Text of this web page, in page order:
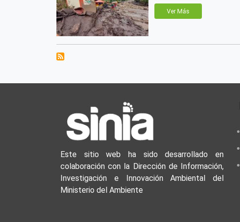
Ver Más
Este sitio web ha sido desarrollado en
colaboración con la Dirección de Información,
Investigación e Innovación Ambiental del
Ministerio del Ambiente